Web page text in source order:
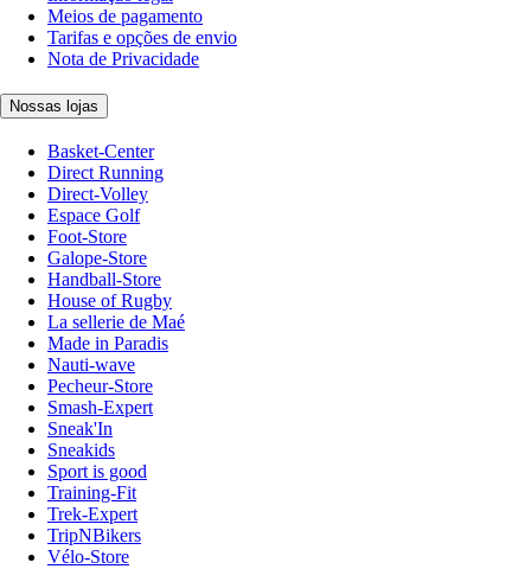
Meios de pagamento
Tarifas e opções de envio
Nota de Privacidade
Nossas lojas
Basket-Center
Direct Running
Direct-Volley
Espace Golf
Foot-Store
Galope-Store
Handball-Store
House of Rugby
La sellerie de Maé
Made in Paradis
Nauti-wave
Pecheur-Store
Smash-Expert
Sneak'In
Sneakids
Sport is good
Training-Fit
Trek-Expert
TripNBikers
Vélo-Store